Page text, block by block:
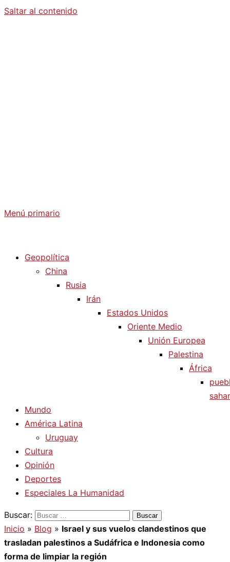
Saltar al contenido
Menú primario
Geopolítica
China
Rusia
Irán
Estados Unidos
Oriente Medio
Unión Europea
Palestina
África
Mundo
América Latina
Uruguay
Cultura
Opinión
Deportes
Especiales La Humanidad
Buscar:
Inicio » Blog » Israel y sus vuelos clandestinos que
trasladan palestinos a Sudáfrica e Indonesia como
forma de limpiar la región